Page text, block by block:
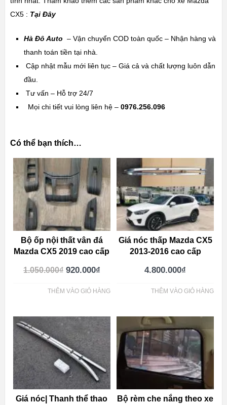
CX5 : Tại Đây
Hà Đô Auto – Vận chuyển COD toàn quốc – Nhận hàng và
thanh toán tiền tại nhà.
Cập nhật mẫu mới liên tục – Giá cả và chất lượng luôn dẫn
đầu.
Tư vấn – Hỗ trợ 24/7
Mọi chi tiết vui lòng liên hệ – 0976.256.096
Có thể bạn thích…
Bộ ốp nội thất vân đá
Mazda CX5 2019 cao cấp
1.050.000₫ 920.000₫
THÊM VÀO GIỎ HÀNG
Giá nóc thấp Mazda CX5
2013-2016 cao cấp
4.800.000₫
THÊM VÀO GIỎ HÀNG
Giá nóc| Thanh thể thao
Bộ rèm che nắng theo xe